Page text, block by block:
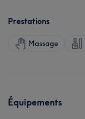
Prestations
Massage
Équipements